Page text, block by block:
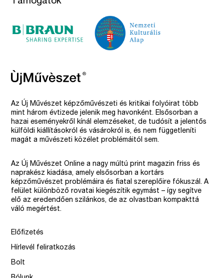
Az Új Művészet képzőművészeti és kritikai folyóirat több
mint három évtizede jelenik meg havonként. Elsősorban a
hazai eseményekről kínál elemzéseket, de tudósít a jelentős
külföldi kiállításokról és vásárokról is, és nem függetleníti
magát a művészeti közélet problémáitól sem.
Az Új Művészet Online a nagy múltú print magazin friss és
naprakész kiadása, amely elsősorban a kortárs
képzőművészet problémáira és fiatal szereplőire fókuszál. A
felület különböző rovatai kiegészítik egymást – így segítve
elő az eredendően szilánkos, de az olvastban kompakttá
váló megértést.
Előfizetés
Hírlevél feliratkozás
Bolt